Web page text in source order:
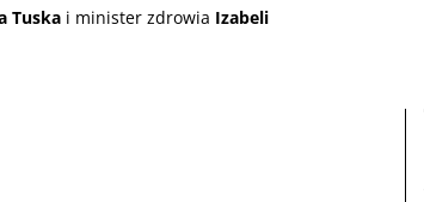
Tuska i minister zdrowia Izabeli